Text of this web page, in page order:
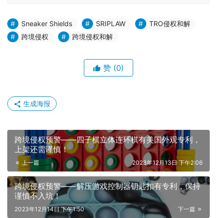
Sneaker Shields SRIPLAW
TRO侵权和解
跨境侵权
跨境侵权和解
赞 (0)
生成海报
跨境侵权预警——四子棋立体连环棋有美国外观专利，
上架还需谨慎！
上一篇 2023年12月13日 下午2:06
跨境侵权预警——解压游戏控制器钥匙扣有专利，保持
谨慎不入坑！
下一篇
2023年12月14日 下午1:50